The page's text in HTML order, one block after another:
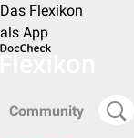
Das Flexikon
als App
Community